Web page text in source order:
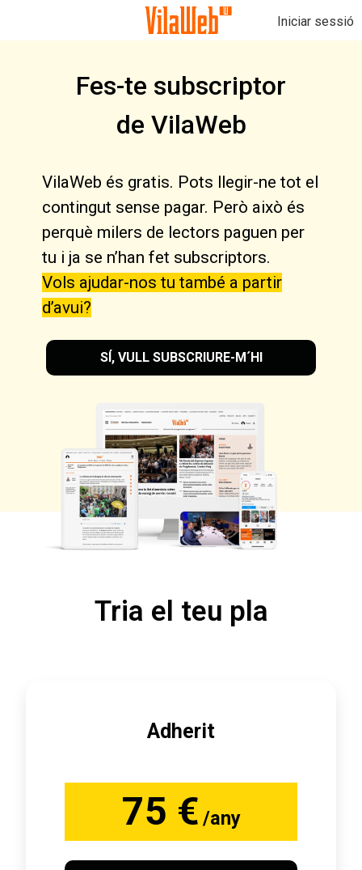
Iniciar sessió
Fes-te subscriptor
de VilaWeb
VilaWeb és gratis. Pots llegir-ne tot el
contingut sense pagar. Però això és
perquè milers de lectors paguen per
tu i ja se n’han fet subscriptors.
Vols ajudar-nos tu també a partir
d’avui?
SÍ, VULL SUBSCRIURE-M´HI
Tria el teu pla
Adherit
75 € /any